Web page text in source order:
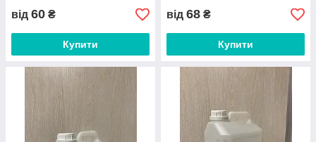
від 60 ₴
Купити
від 68 ₴
Купити